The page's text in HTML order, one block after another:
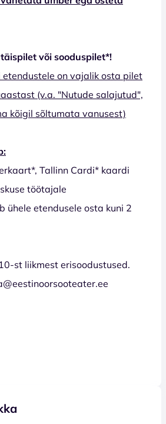
või sooduspilet*!
etendustele on vajalik osta pilet
(v.a. "Nutude salajutud",
kõigil sõltumata vanusest)
Tallinn Cardi* kaardi
töötajale
ühele etendusele osta kuni 2
st liikmest erisoodustused.